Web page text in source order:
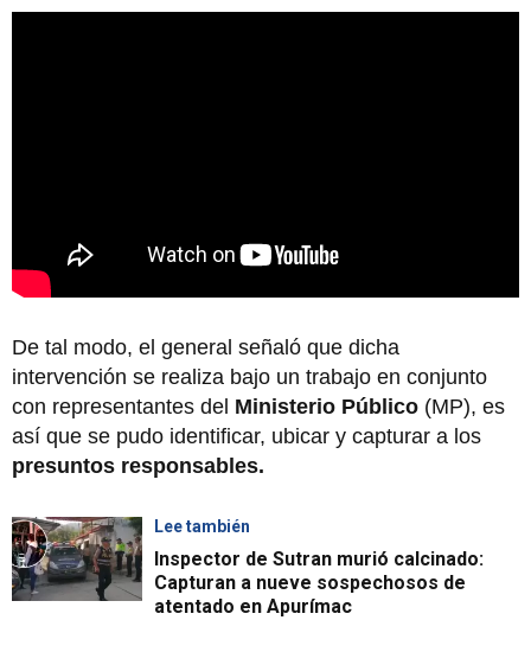
De tal modo, el general señaló que dicha
intervención se realiza bajo un trabajo en conjunto
con representantes del Ministerio Público (MP), es
así que se pudo identificar, ubicar y capturar a los
presuntos responsables.
Lee también
Inspector de Sutran murió calcinado:
Capturan a nueve sospechosos de
atentado en Apurímac